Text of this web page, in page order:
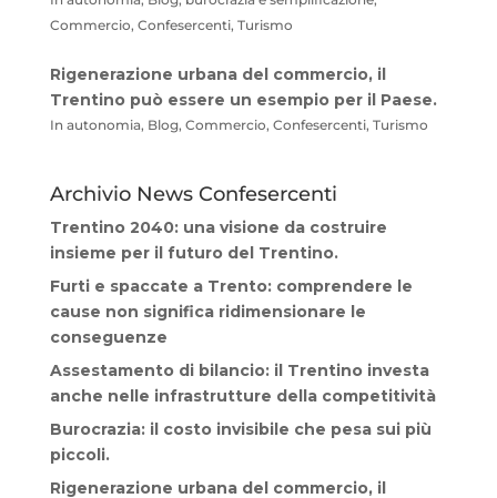
Commercio, Confesercenti, Turismo
Rigenerazione urbana del commercio, il
Trentino può essere un esempio per il Paese.
In autonomia, Blog, Commercio, Confesercenti, Turismo
Archivio News Confesercenti
Trentino 2040: una visione da costruire
insieme per il futuro del Trentino.
Furti e spaccate a Trento: comprendere le
cause non significa ridimensionare le
conseguenze
Assestamento di bilancio: il Trentino investa
anche nelle infrastrutture della competitività
Burocrazia: il costo invisibile che pesa sui più
piccoli.
Rigenerazione urbana del commercio, il